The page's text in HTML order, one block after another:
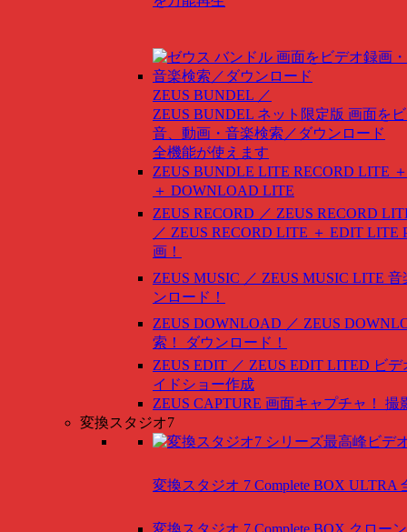
ZEUS BUNDEL ／
ZEUS BUNDEL ネット限定版 画面を
音、動画・音楽検索／ダウンロード
全機能が使えます
ZEUS BUNDLE LITE RECORD LITE
＋ DOWNLOAD LITE
ZEUS RECORD ／ ZEUS RECORD
／ ZEUS RECORD LITE ＋ EDIT LITE
画！
ZEUS MUSIC ／ ZEUS MUSIC LITE 音
ンロード！
ZEUS DOWNLOAD ／ ZEUS
索！ ダウンロード！
ZEUS EDIT ／ ZEUS EDIT LITED ビ
イドショー作成
ZEUS CAPTURE 画面キャプチャ！ 撮
変換スタジオ7
変換スタジオ 7 Complete BOX ULTRA
変換スタジオ 7 Complete BOX クロー